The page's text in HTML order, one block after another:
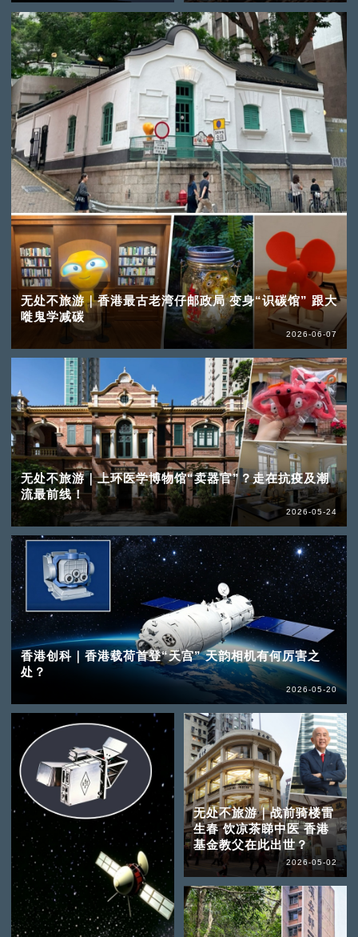
无处不旅游｜香港最古老湾仔邮政局 变身“识碳馆” 跟大
嘥鬼学减碳
2026-06-07
无处不旅游｜上环医学博物馆“卖器官”？走在抗疫及潮
流最前线！
2026-05-24
香港创科｜香港载荷首登“天宫” 天韵相机有何厉害之
处？
2026-05-20
无处不旅游｜战前骑楼雷
生春 饮凉茶睇中医 香港
基金教父在此出世？
2026-05-02